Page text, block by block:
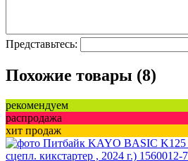
Представьтесь:
Похожие товары (8)
рекомендуем
распродажа
хит продаж